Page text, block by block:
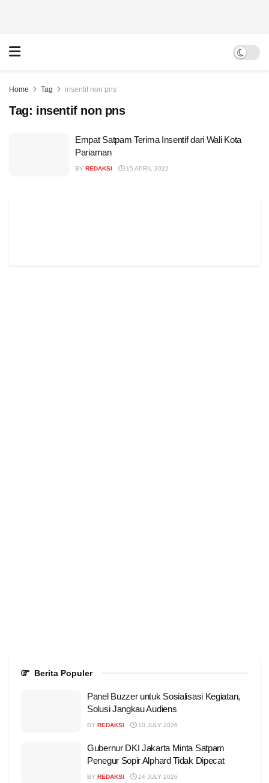
Home Tag insentif non pns
Tag: insentif non pns
Empat Satpam Terima Insentif dari Wali Kota
Pariaman
BY REDAKSI 15 APRIL 2022
Berita Populer
Panel Buzzer untuk Sosialisasi Kegiatan,
Solusi Jangkau Audiens
BY REDAKSI 10 JULY 2026
Gubernur DKI Jakarta Minta Satpam
Penegur Sopir Alphard Tidak Dipecat
BY REDAKSI 24 JULY 2026